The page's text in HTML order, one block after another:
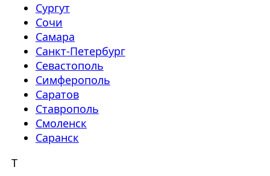
Сургут
Сочи
Самара
Санкт-Петербург
Севастополь
Симферополь
Саратов
Ставрополь
Смоленск
Саранск
Т